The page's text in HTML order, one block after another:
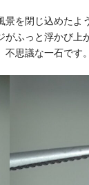
を閉じ込めたよ
ふっと浮かび上
思議な一石です。